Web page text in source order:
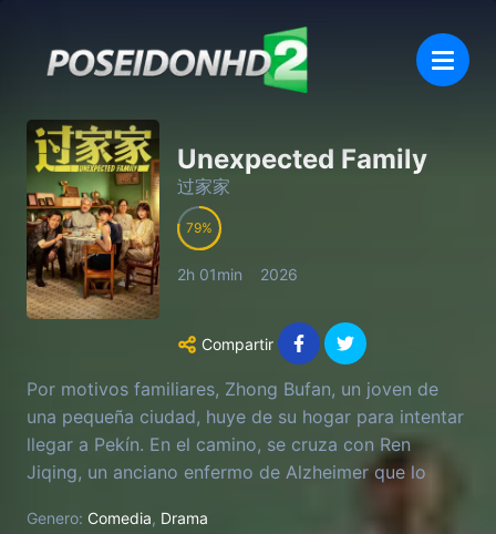
Unexpected Family
过家家
79
2h 01min 2026
Compartir
Por motivos familiares, Zhong Bufan, un joven de
una pequeña ciudad, huye de su hogar para intentar
llegar a Pekín. En el camino, se cruza con Ren
Jiqing, un anciano enfermo de Alzheimer que lo
Genero: Comedia, Drama